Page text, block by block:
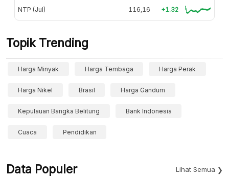
NTP (Jul) 116,16 +1.32
Topik Trending
Harga Minyak Harga Tembaga Harga Perak
Harga Nikel Brasil Harga Gandum
Kepulauan Bangka Belitung Bank Indonesia
Cuaca Pendidikan
Data Populer Lihat Semua